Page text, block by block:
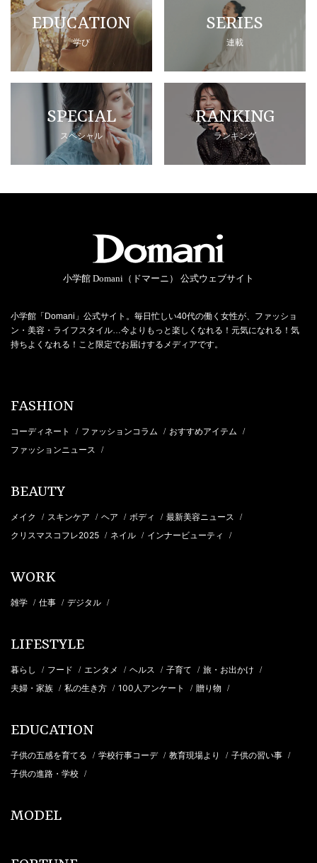
EDUCATION
学び
SERIES
連載
SPECIAL
スペシャル
RANKING
ランキング
小学館 Domani（ドマーニ） 公式ウェブサイト
小学館「Domani」公式サイト。毎日忙しい40代の働く女性が、ファッショ
ン・美容・ライフスタイル…今よりもっと楽しくなれる！元気になれる！気
持ちよくなれる！こと限定でお届けするメディアです。
FASHION
コーディネート / ファッションコラム / おすすめアイテム /
ファッションニュース /
BEAUTY
メイク / スキンケア / ヘア / ボディ / 最新美容ニュース /
クリスマスコフレ2025 / ネイル / インナービューティ /
WORK
雑学 / 仕事 / デジタル /
LIFESTYLE
暮らし / フード / エンタメ / ヘルス / 子育て / 旅・お出かけ /
夫婦・家族 / 私の生き方 / 100人アンケート / 贈り物 /
EDUCATION
子供の五感を育てる / 学校行事コーデ / 教育現場より / 子供の習い事 /
子供の進路・学校 /
MODEL